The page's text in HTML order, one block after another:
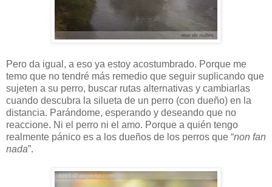
Pero da igual, a eso ya estoy acostumbrado. Porque me
temo que no tendré más remedio que seguir suplicando que
sujeten a su perro, buscar rutas alternativas y cambiarlas
cuando descubra la silueta de un perro (con dueño) en la
distancia. Parándome, esperando y deseando que no
reaccione. Ni el perro ni el amo. Porque a quién tengo
realmente pánico es a los dueños de los perros que “non fan
nada”.